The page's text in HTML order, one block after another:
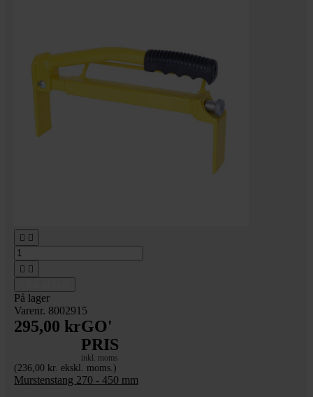
 
 
På lager
Varenr. 8002915
295,00 krGO'
PRIS
inkl. moms
(236,00 kr. ekskl. moms.)
Murstenstang 270 - 450 mm